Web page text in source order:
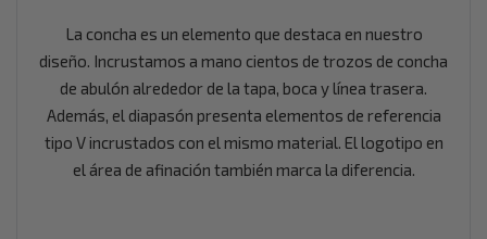
La concha es un elemento que destaca en nuestro
diseño. Incrustamos a mano cientos de trozos de concha
de abulón alrededor de la tapa, boca y línea trasera.
Además, el diapasón presenta elementos de referencia
tipo V incrustados con el mismo material. El logotipo en
el área de afinación también marca la diferencia.